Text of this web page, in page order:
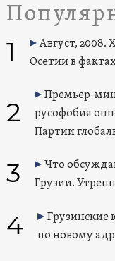
1
Август,
Осетии в
2
Премьер-
русофобия
Партии
3
Что
Грузии.
4
по новому